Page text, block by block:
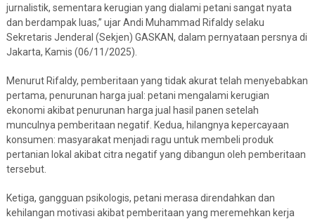
jurnalistik, sementara kerugian yang dialami petani sangat nyata
dan berdampak luas,” ujar Andi Muhammad Rifaldy selaku
Sekretaris Jenderal (Sekjen) GASKAN, dalam pernyataan persnya di
Jakarta, Kamis (06/11/2025).
Menurut Rifaldy, pemberitaan yang tidak akurat telah menyebabkan
pertama, penurunan harga jual: petani mengalami kerugian
ekonomi akibat penurunan harga jual hasil panen setelah
munculnya pemberitaan negatif. Kedua, hilangnya kepercayaan
konsumen: masyarakat menjadi ragu untuk membeli produk
pertanian lokal akibat citra negatif yang dibangun oleh pemberitaan
tersebut.
Ketiga, gangguan psikologis, petani merasa direndahkan dan
kehilangan motivasi akibat pemberitaan yang meremehkan kerja